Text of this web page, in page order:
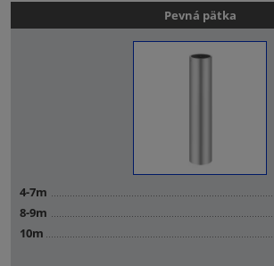
Pevná pätka
4-7m
8-9m
10m